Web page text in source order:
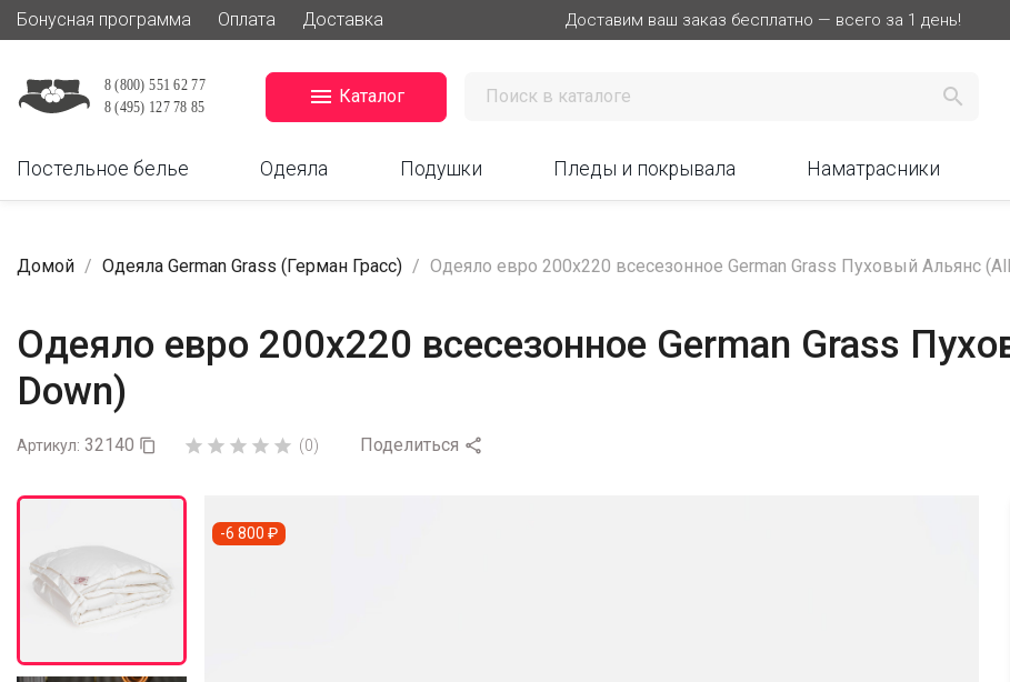
Бонусная программа Оплата Доставка Доставим ваш заказ бесплатно — всего за 1 день!
 Каталог 
Постельное белье Одеяла Подушки Пледы и покрывала Наматрасники
Домой Одеяла German Grass (Герман Грасс) Одеяло евро 200х220 всесезонное German Grass Пуховый Альянс
Одеяло евро 200х220 всесезонное German Grass
Down)
Артикул: 32140       (0) Поделиться 
-6 800 ₽